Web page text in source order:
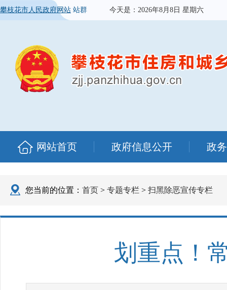
攀枝花市人民政府网站 站群 今天是： 2026年8月8日 星期六
网站首页 政府信息公开 政
您当前的位置： 首页 > 专题专栏 > 扫黑除恶宣传专栏
划重点！